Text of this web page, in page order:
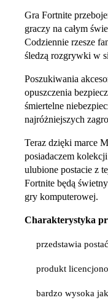
Gra Fortnite
graczy na całym
Codziennie rzesze
śledzą rozgrywki w
Poszukiwania
opuszczenia
śmiertelne
najróżniejszych
Teraz dzięki marce
posiadaczem
ulubione postacie z
Fortnite będą
gry komputerowej.
Charakterystyka
przedstawia
produkt
bardzo wysoka